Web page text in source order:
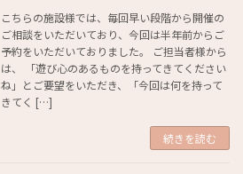
こちらの施設様では、毎回早い段階から開催の
ご相談をいただいており、今回は半年前からご
予約をいただいておりました。 ご担当者様から
は、 「遊び心のあるものを持ってきてください
ね」とご要望をいただき、「今回は何を持って
きてく […]
続きを読む